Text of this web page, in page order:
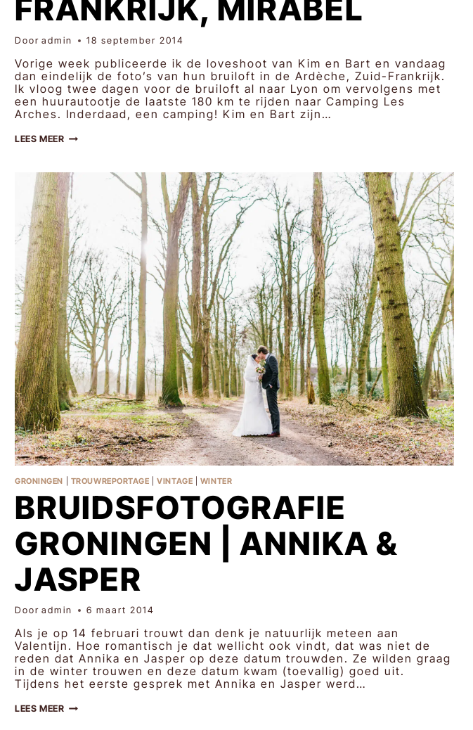
FRANKRIJK, MIRABEL
Door admin 18 september 2014
Vorige week publiceerde ik de loveshoot van Kim en Bart en vandaag
dan eindelijk de foto’s van hun bruiloft in de Ardèche, Zuid-Frankrijk.
Ik vloog twee dagen voor de bruiloft al naar Lyon om vervolgens met
een huurautootje de laatste 180 km te rijden naar Camping Les
Arches. Inderdaad, een camping! Kim en Bart zijn…
LEES MEERKIM
&
BRUIDSFOTOGRAFIE
IN
FRANKRIJK,
MIRABEL
GRONINGEN TROUWREPORTAGE |VINTAGE WINTER
BRUIDSFOTOGRAFIE
GRONINGEN | ANNIKA &
JASPER
Door admin 6 maart 2014
Als je op 14 februari trouwt dan denk je natuurlijk meteen aan
Valentijn. Hoe romantisch je dat wellicht ook vindt, dat was niet de
reden dat Annika en Jasper op deze datum trouwden. Ze wilden graag
in de winter trouwen en deze datum kwam (toevallig) goed uit.
Tijdens het eerste gesprek met Annika en Jasper werd…
LEES MEERBRUIDSFOTOGRAFIE
GRONINGEN